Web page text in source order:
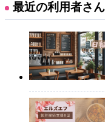
最近の利用者さ